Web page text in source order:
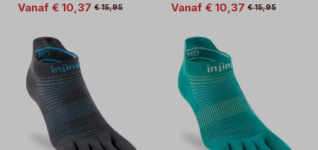
Vanaf € 10,37 € 15,95 Vanaf € 10,37 € 15,95